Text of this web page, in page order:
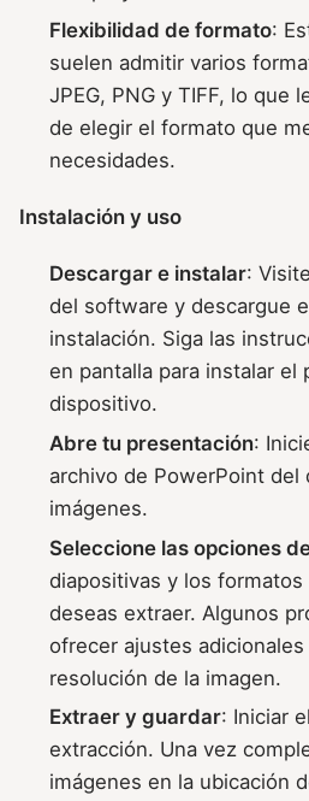
Flexibilidad de formato:
suelen admitir varios
JPEG, PNG y TIFF, lo que
de elegir el formato que
necesidades.
Instalación y uso
Descargar e instalar:
del software y descargue
instalación. Siga las
en pantalla para instalar el
dispositivo.
Abre tu presentación:
archivo de PowerPoint del
imágenes.
Seleccione las opciones
diapositivas y los formatos
deseas extraer. Algunos
ofrecer ajustes adicionales
resolución de la imagen.
Extraer y guardar: Iniciar
extracción. Una vez
imágenes en la ubicación